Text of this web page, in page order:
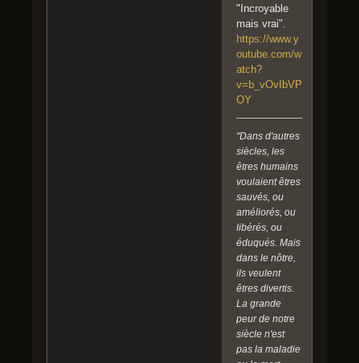
"Incroyable
mais vrai".
https://www.y
outube.com/w
atch?
v=b_vOvIbVP
OY
"Dans d'autres
siècles, les
êtres humains
voulaient êtres
sauvés, ou
améliorés, ou
libérés, ou
éduqués. Mais
dans le nôtre,
ils veulent
êtres divertis.
La grande
peur de notre
siècle n'est
pas la maladie